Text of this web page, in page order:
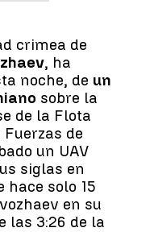
crimea de
, ha
noche, de un
sobre la
de la Flota
de
un UAV
siglas en
solo 15
en su
las 3:26 de la